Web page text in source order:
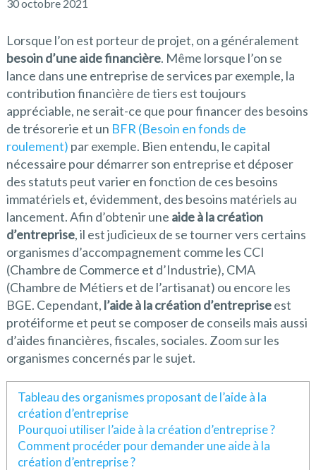
30 octobre 2021
Lorsque l’on est porteur de projet, on a généralement
besoin d’une aide financière. Même lorsque l’on se
lance dans une entreprise de services par exemple, la
contribution financière de tiers est toujours
appréciable, ne serait-ce que pour financer des besoins
de trésorerie et un BFR (Besoin en fonds de
roulement) par exemple. Bien entendu, le capital
nécessaire pour démarrer son entreprise et déposer
des statuts peut varier en fonction de ces besoins
immatériels et, évidemment, des besoins matériels au
lancement. Afin d’obtenir une aide à la création
d’entreprise, il est judicieux de se tourner vers certains
organismes d’accompagnement comme les CCI
(Chambre de Commerce et d’Industrie), CMA
(Chambre de Métiers et de l’artisanat) ou encore les
BGE. Cependant, l’aide à la création d’entrepriseest
protéiforme et peut se composer de conseils mais aussi
d’aides financières, fiscales, sociales. Zoom sur les
organismes concernés par le sujet.
Tableau des organismes proposant de l’aide à la
création d’entreprise
Pourquoi utiliser l’aide à la création d’entreprise ?
Comment procéder pour demander une aide à la
création d’entreprise ?